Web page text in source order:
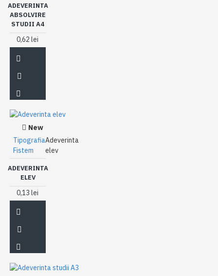
ADEVERINTA
ABSOLVIRE
STUDII A4
0,62 lei
New
Tipografia
Fistem
Adeverinta
elev
ADEVERINTA
ELEV
0,13 lei